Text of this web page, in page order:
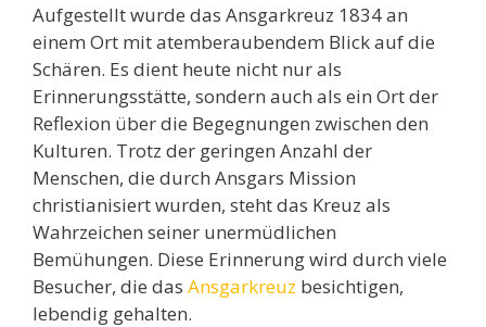
Aufgestellt wurde das Ansgarkreuz 1834 an
einem Ort mit atemberaubendem Blick auf die
Schären. Es dient heute nicht nur als
Erinnerungsstätte, sondern auch als ein Ort der
Reflexion über die Begegnungen zwischen den
Kulturen. Trotz der geringen Anzahl der
Menschen, die durch Ansgars Mission
christianisiert wurden, steht das Kreuz als
Wahrzeichen seiner unermüdlichen
Bemühungen. Diese Erinnerung wird durch viele
Besucher, die das Ansgarkreuz besichtigen,
lebendig gehalten.